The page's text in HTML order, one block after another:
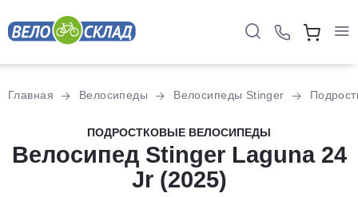
Главная Велосипеды Велосипеды Stinger
ПОДРОСТКОВЫЕ ВЕЛОСИПЕДЫ
Велосипед Stinger Laguna 24
Jr (2025)
Разбейте
оплатуна части
без переплат